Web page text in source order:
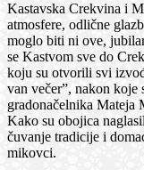
Kastavska Crekvina i
atmosfere, odlične
moglo biti ni ove,
se Kastvom sve do
koju su otvorili svi
van večer”, nakon koje
gradonačelnika Mateja
Kako su obojica
čuvanje tradicije i
mikovci.